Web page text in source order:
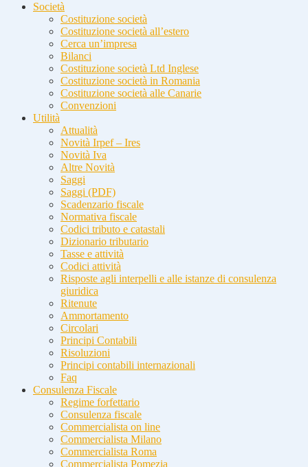
Società
Costituzione società
Costituzione società all’estero
Cerca un’impresa
Bilanci
Costituzione società Ltd Inglese
Costituzione società in Romania
Costituzione società alle Canarie
Convenzioni
Utilità
Attualità
Novità Irpef – Ires
Novità Iva
Altre Novità
Saggi
Saggi (PDF)
Scadenzario fiscale
Normativa fiscale
Codici tributo e catastali
Dizionario tributario
Tasse e attività
Codici attività
Risposte agli interpelli e alle istanze di consulenza
giuridica
Ritenute
Ammortamento
Circolari
Principi Contabili
Risoluzioni
Principi contabili internazionali
Faq
Consulenza Fiscale
Regime forfettario
Consulenza fiscale
Commercialista on line
Commercialista Milano
Commercialista Roma
Commercialista Pomezia